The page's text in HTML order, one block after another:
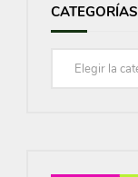
CATEGORÍAS
Categorías